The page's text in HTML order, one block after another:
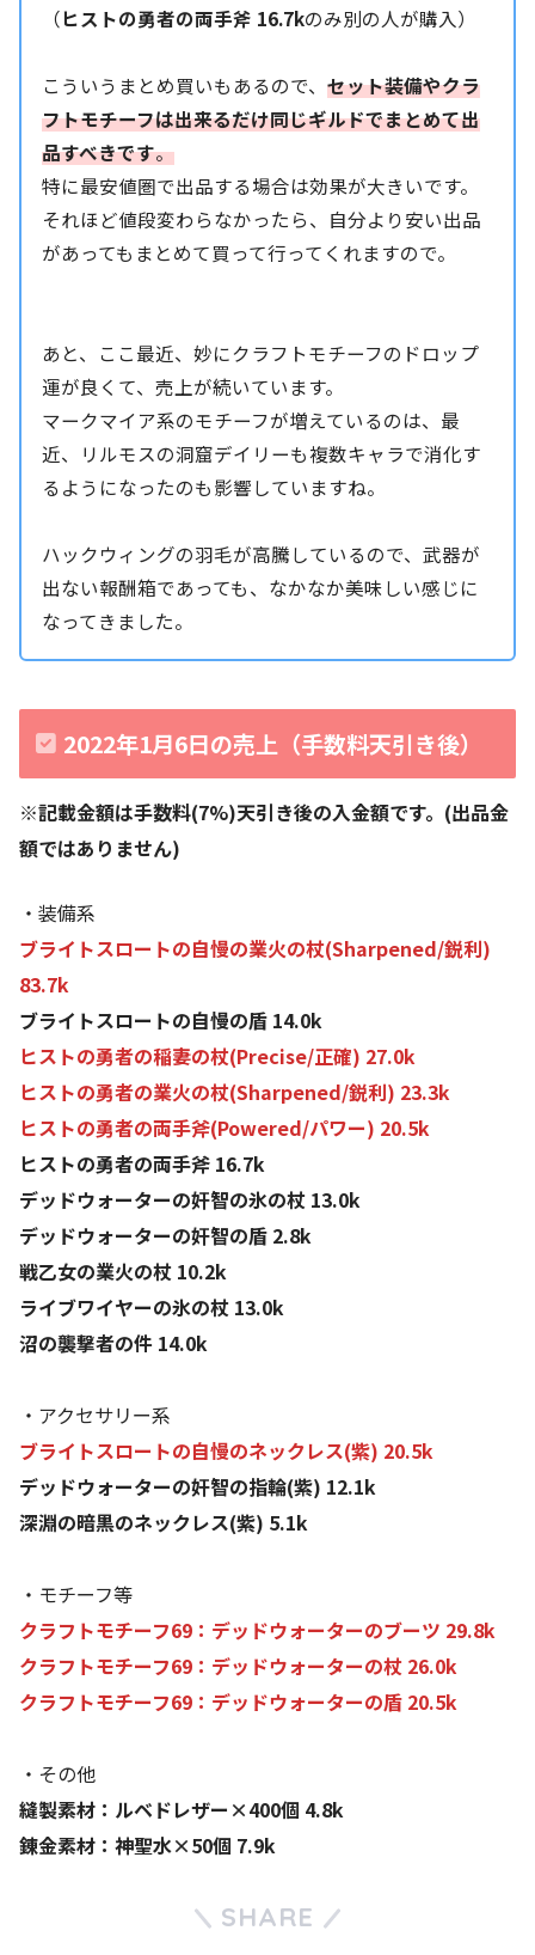
（ヒストの勇者の両手斧 16.7kのみ別の人が購入）
こういうまとめ買いもあるので、セット装備やクラ
フトモチーフは出来るだけ同じギルドでまとめて出
品すべきです。
特に最安値圏で出品する場合は効果が大きいです。
それほど値段変わらなかったら、自分より安い出品
があってもまとめて買って行ってくれますので。
あと、ここ最近、妙にクラフトモチーフのドロップ
運が良くて、売上が続いています。
マークマイア系のモチーフが増えているのは、最
近、リルモスの洞窟デイリーも複数キャラで消化す
るようになったのも影響していますね。
ハックウィングの羽毛が高騰しているので、武器が
出ない報酬箱であっても、なかなか美味しい感じに
なってきました。
2022年1月6日の売上（手数料天引き後）
※記載金額は手数料(7%)天引き後の入金額です。(出品金
額ではありません)
・装備系
ブライトスロートの自慢の業火の杖(Sharpened/鋭利)
83.7k
ブライトスロートの自慢の盾 14.0k
ヒストの勇者の稲妻の杖(Precise/正確) 27.0k
ヒストの勇者の業火の杖(Sharpened/鋭利) 23.3k
ヒストの勇者の両手斧(Powered/パワー) 20.5k
ヒストの勇者の両手斧 16.7k
デッドウォーターの奸智の氷の杖 13.0k
デッドウォーターの奸智の盾 2.8k
戦乙女の業火の杖 10.2k
ライブワイヤーの氷の杖 13.0k
沼の襲撃者の件 14.0k
・アクセサリー系
ブライトスロートの自慢のネックレス(紫) 20.5k
デッドウォーターの奸智の指輪(紫) 12.1k
深淵の暗黒のネックレス(紫) 5.1k
・モチーフ等
クラフトモチーフ69：デッドウォーターのブーツ 29.8k
クラフトモチーフ69：デッドウォーターの杖 26.0k
クラフトモチーフ69：デッドウォーターの盾 20.5k
・その他
縫製素材：ルベドレザー×400個 4.8k
錬金素材：神聖水×50個 7.9k
SHARE